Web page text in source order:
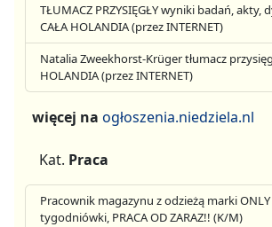
TŁUMACZ PRZYSIĘGŁY wyniki badań, akty,
CAŁA HOLANDIA (przez INTERNET)
Natalia Zweekhorst-Krüger tłumacz
HOLANDIA (przez INTERNET)
więcej na ogłoszenia.niedziela.nl
Kat. Praca
Pracownik magazynu z odzieżą marki
tygodniówki, PRACA OD ZARAZ!! (K/M)